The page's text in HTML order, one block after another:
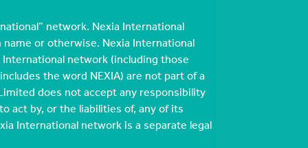
network. Nexia International
or otherwise. Nexia International
network (including those
the word NEXIA) are not part of a
does not accept any responsibility
act by, or the liabilities of, any of its
International network is a separate legal